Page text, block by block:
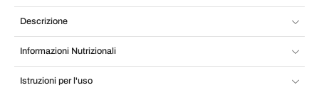
Descrizione
Informazioni Nutrizionali
Istruzioni per l'uso